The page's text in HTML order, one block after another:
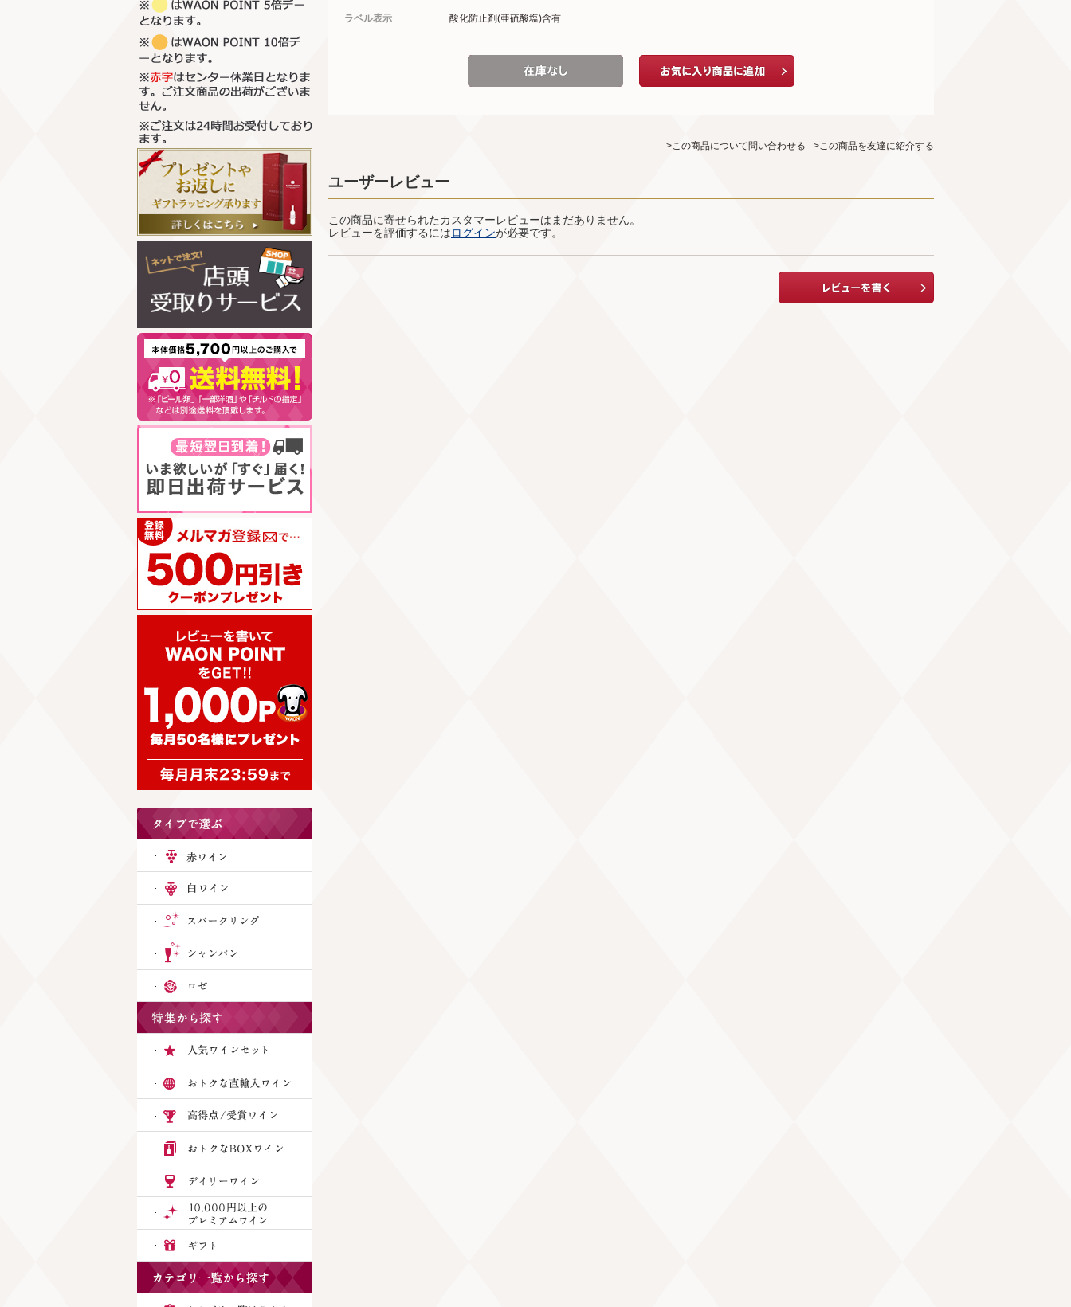
ラベル表示 酸化防止剤(亜硫酸塩)含有
>この商品について問い合わせる >この商品を友達に紹介する
ユーザーレビュー
この商品に寄せられたカスタマーレビューはまだありません。
レビューを評価するにはログインが必要です。